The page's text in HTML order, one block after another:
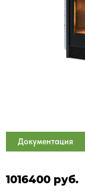
Документация
1016400 руб.